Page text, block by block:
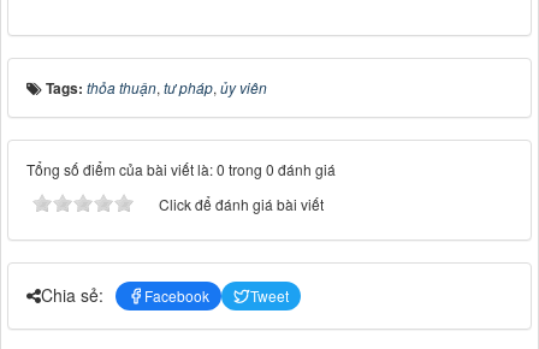
Tags: thỏa thuận, tư pháp, ủy viên
Tổng số điểm của bài viết là: 0 trong 0 đánh giá
Click để đánh giá bài viết
Chia sẻ: Facebook Tweet